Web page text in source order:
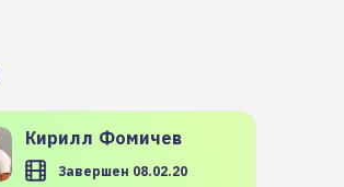
Кирилл Фомичев
Завершен 08.02.20